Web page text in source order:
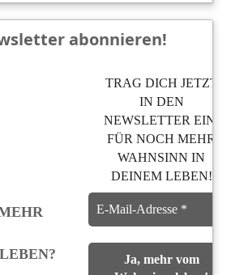
abonnieren!
TRAG DICH JETZT
IN DEN
NEWSLETTER EIN,
FÜR NOCH MEHR
WAHNSINN IN
DEINEM LEBEN!